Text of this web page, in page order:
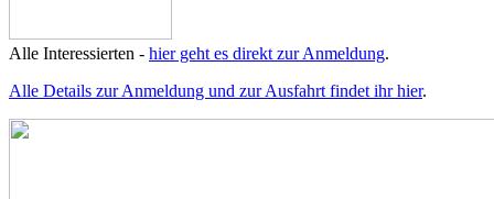
Alle Interessierten - hier geht es direkt zur Anmeldung.
Alle Details zur Anmeldung und zur Ausfahrt findet ihr hier.